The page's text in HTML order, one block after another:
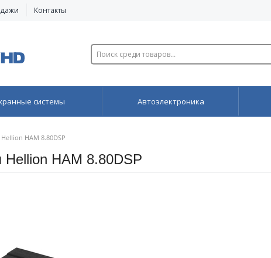
Контакты
системы Автоэлектроника
Hellion HAM 8.80DSP
HAM 8.80DSP